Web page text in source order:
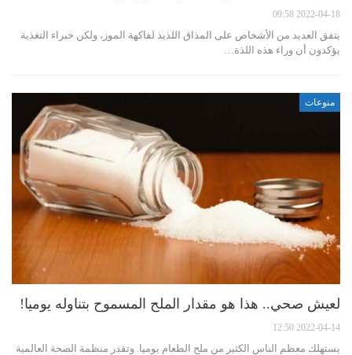
2022-04-18 09:58
يتفق العديد من الأشخاص على المذاق اللذيذ لفاكهة الموز، ولكن خبراء التغذية
يؤكدون أن وراء هذه اللذة…
منوعات
لعيش صحي.. هذا هو مقدار الملح المسموح بتناوله يوميا!
2022-04-14 12:50
يستهلك معظم الناس الكثير من ملح الطعام يوميا. وتقدر منظمة الصحة العالمية